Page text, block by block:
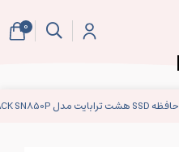
حافظه SSD هشت ترابایت مدل WD_BLACK SN850P برای Ps5
0